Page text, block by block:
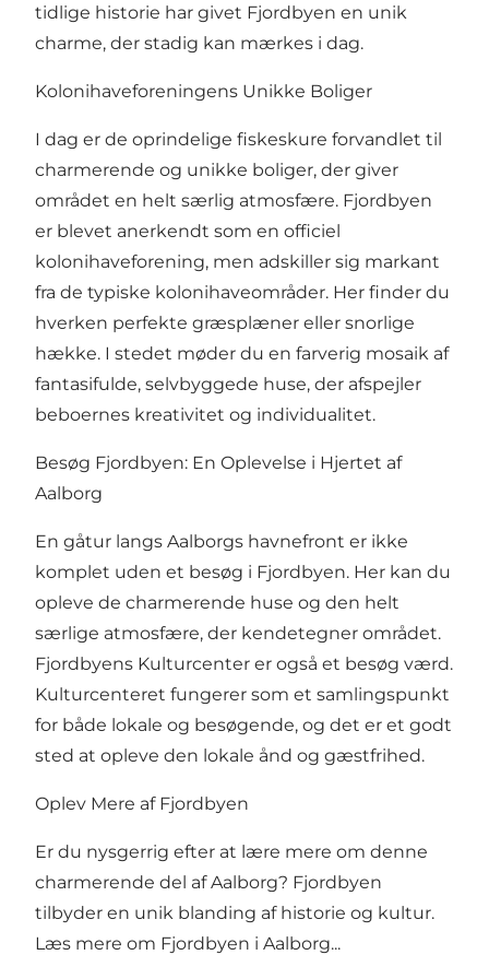
tidlige historie har givet Fjordbyen en unik
charme, der stadig kan mærkes i dag.
Kolonihaveforeningens Unikke Boliger
I dag er de oprindelige fiskeskure forvandlet til
charmerende og unikke boliger, der giver
området en helt særlig atmosfære. Fjordbyen
er blevet anerkendt som en officiel
kolonihaveforening, men adskiller sig markant
fra de typiske kolonihaveområder. Her finder du
hverken perfekte græsplæner eller snorlige
hække. I stedet møder du en farverig mosaik af
fantasifulde, selvbyggede huse, der afspejler
beboernes kreativitet og individualitet.
Besøg Fjordbyen: En Oplevelse i Hjertet af
Aalborg
En gåtur langs Aalborgs havnefront er ikke
komplet uden et besøg i Fjordbyen. Her kan du
opleve de charmerende huse og den helt
særlige atmosfære, der kendetegner området.
Fjordbyens Kulturcenter er også et besøg værd.
Kulturcenteret fungerer som et samlingspunkt
for både lokale og besøgende, og det er et godt
sted at opleve den lokale ånd og gæstfrihed.
Oplev Mere af Fjordbyen
Er du nysgerrig efter at lære mere om denne
charmerende del af Aalborg? Fjordbyen
tilbyder en unik blanding af historie og kultur.
Læs mere om Fjordbyen i Aalborg...